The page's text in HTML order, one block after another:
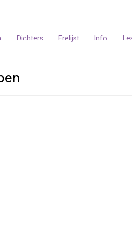
Dichters Erelijst Info